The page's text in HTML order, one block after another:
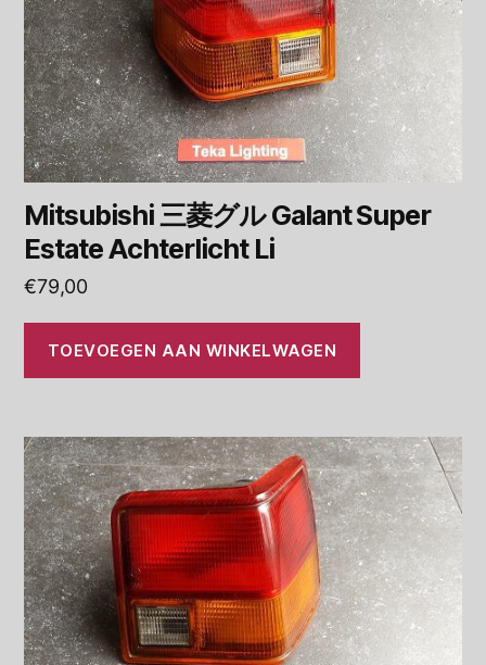
Mitsubishi 三菱グル Galant Super
Estate Achterlicht Li
€79,00
TOEVOEGEN AAN WINKELWAGEN